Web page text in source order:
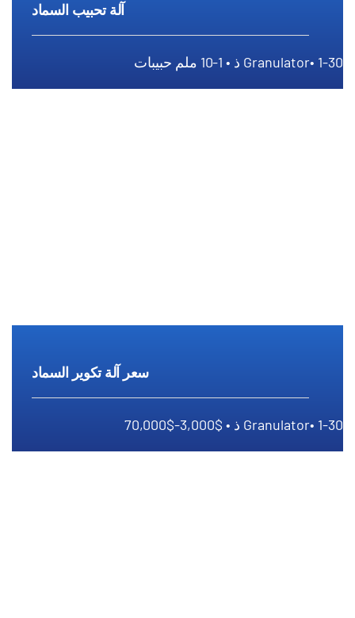
آلة تحبيب السماد
آلة تحبيب السماد
Granulator• 1-30 ذ • 1-10 ملم حبيبات
سعر آلة تكوير السماد
سعر آلة تكوير السماد
Granulator• 1-30 ذ • $3,000-$70,000